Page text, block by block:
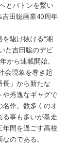
とバトンを繋い
田聡画業40周年
を駆け抜ける“湘
た吉田聡のデビ
から連載開始。
会現象を巻き起
長」から新たな
や秀逸なギャグで
作。数多くのオ
事も多いが暴走
間を過ごす高校
のである。